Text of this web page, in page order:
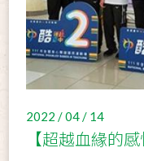
2022 / 04 / 14
【超越血緣的